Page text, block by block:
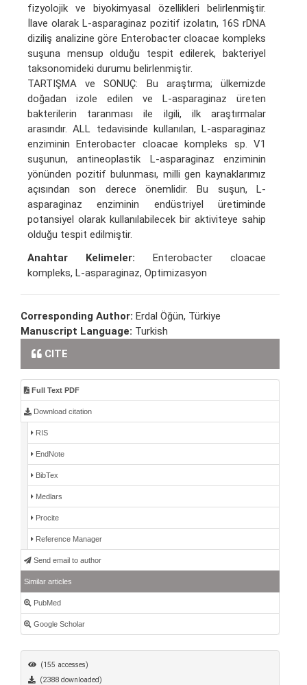
fizyolojik ve biyokimyasal özellikleri belirlenmiştir.
İlave olarak L-asparaginaz pozitif izolatın, 16S rDNA
diziliş analizine göre Enterobacter cloacae kompleks
suşuna mensup olduğu tespit edilerek, bakteriyel
taksonomideki durumu belirlenmiştir.
TARTIŞMA ve SONUÇ: Bu araştırma; ülkemizde
doğadan izole edilen ve L-asparaginaz üreten
bakterilerin taranması ile ilgili, ilk araştırmalar
arasındır. ALL tedavisinde kullanılan, L-asparaginaz
enziminin Enterobacter cloacae kompleks sp. V1
suşunun, antineoplastik L-asparaginaz enziminin
yönünden pozitif bulunması, milli gen kaynaklarımız
açısından son derece önemlidir. Bu suşun, L-
asparaginaz enziminin endüstriyel üretiminde
potansiyel olarak kullanılabilecek bir aktiviteye sahip
olduğu tespit edilmiştir.
Anahtar Kelimeler: Enterobacter cloacae
kompleks, L-asparaginaz, Optimizasyon
Corresponding Author: Erdal Öğün, Türkiye
Manuscript Language: Turkish
CITE
Full Text PDF
Download citation
RIS
EndNote
BibTex
Medlars
Procite
Reference Manager
Send email to author
Similar articles
PubMed
Google Scholar
(155 accesses)
(2388 downloaded)